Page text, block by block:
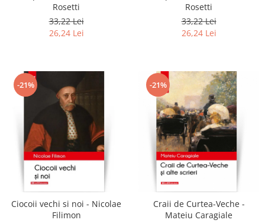
Rosetti
33,22 Lei
26,24 Lei
Rosetti
33,22 Lei
26,24 Lei
-21%
Ciocoii vechi si noi - Nicolae
Filimon
-21%
Craii de Curtea-Veche -
Mateiu Caragiale